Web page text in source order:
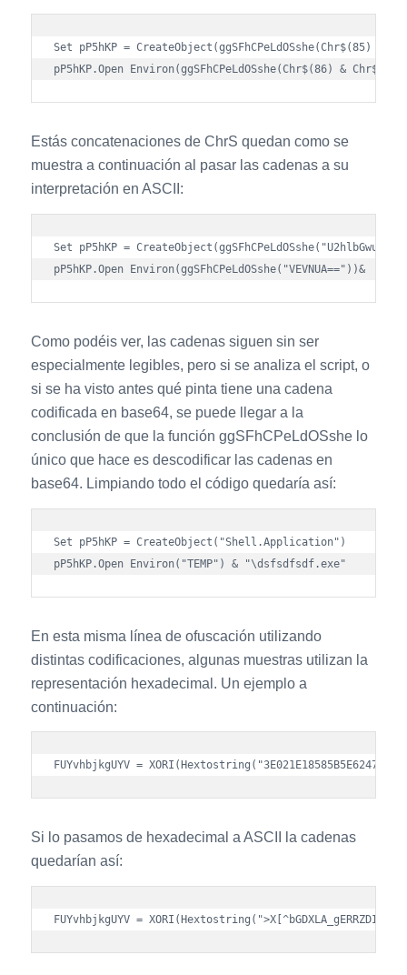
Set pP5hKP =
Estás concatenaciones de ChrS quedan como se
muestra a continuación al pasar las cadenas a su
interpretación en ASCII:
Set pP5hKP =
Como podéis ver, las cadenas siguen sin ser
especialmente legibles, pero si se analiza el script, o
si se ha visto antes qué pinta tiene una cadena
codificada en base64, se puede llegar a la
conclusión de que la función ggSFhCPeLdOSshe lo
único que hace es descodificar las cadenas en
base64. Limpiando todo el código quedaría así:
Set pP5hKP = CreateObject("Shell.Application")
En esta misma línea de ofuscación utilizando
distintas codificaciones, algunas muestras utilizan la
representación hexadecimal. Un ejemplo a
continuación:
Si lo pasamos de hexadecimal a ASCII la cadenas
quedarían así: